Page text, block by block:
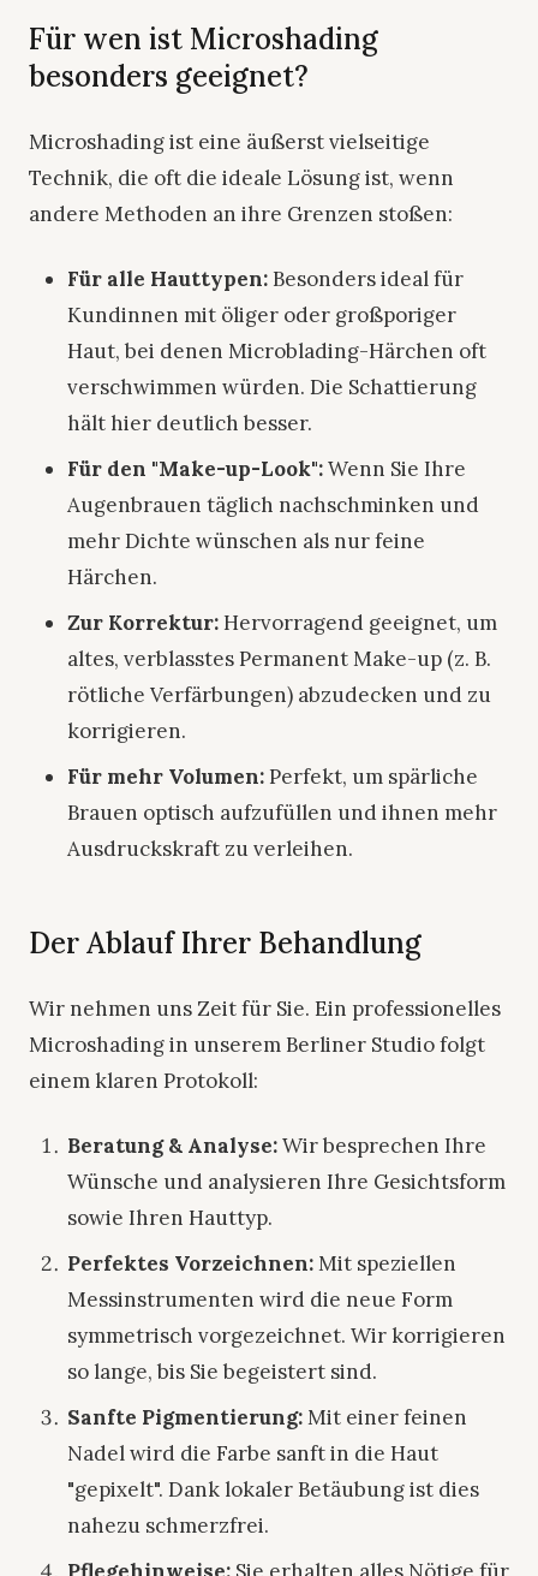
Für wen ist Microshading
besonders geeignet?
Microshading ist eine äußerst vielseitige
Technik, die oft die ideale Lösung ist, wenn
andere Methoden an ihre Grenzen stoßen:
Für alle Hauttypen:Besonders ideal für
Kundinnen mit öliger oder großporiger
Haut, bei denen Microblading-Härchen oft
verschwimmen würden. Die Schattierung
hält hier deutlich besser.
Für den "Make-up-Look":Wenn Sie Ihre
Augenbrauen täglich nachschminken und
mehr Dichte wünschen als nur feine
Härchen.
Zur Korrektur:Hervorragend geeignet, um
altes, verblasstes Permanent Make-up (z. B.
rötliche Verfärbungen) abzudecken und zu
korrigieren.
Für mehr Volumen:Perfekt, um spärliche
Brauen optisch aufzufüllen und ihnen mehr
Ausdruckskraft zu verleihen.
Der Ablauf Ihrer Behandlung
Wir nehmen uns Zeit für Sie. Ein professionelles
Microshading in unserem Berliner Studio folgt
einem klaren Protokoll:
Beratung & Analyse:Wir besprechen Ihre
Wünsche und analysieren Ihre Gesichtsform
sowie Ihren Hauttyp.
Perfektes Vorzeichnen:Mit speziellen
Messinstrumenten wird die neue Form
symmetrisch vorgezeichnet. Wir korrigieren
so lange, bis Sie begeistert sind.
Sanfte Pigmentierung:Mit einer feinen
Nadel wird die Farbe sanft in die Haut
"gepixelt". Dank lokaler Betäubung ist dies
nahezu schmerzfrei.